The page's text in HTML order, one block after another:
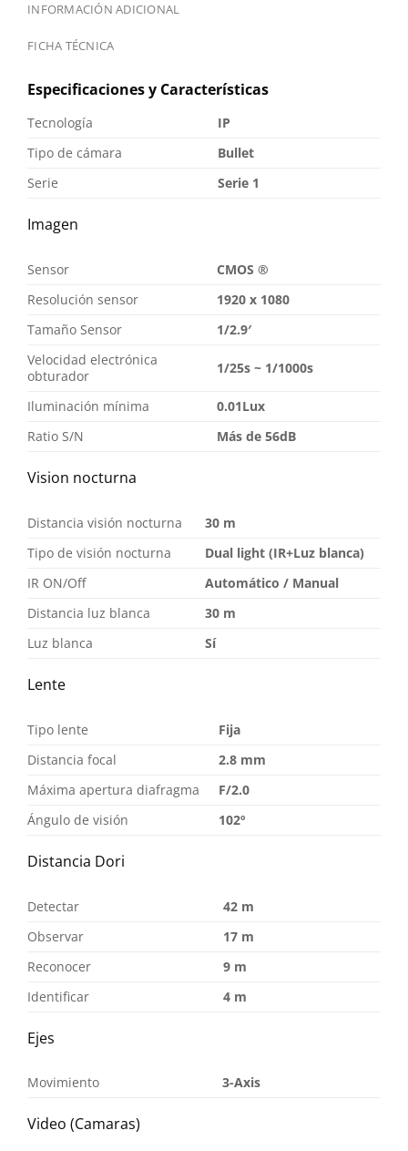
INFORMACIÓN ADICIONAL
FICHA TÉCNICA
Especificaciones y Características
Tecnología
IP
Tipo de cámara
Bullet
Serie
Serie 1
Imagen
Sensor
CMOS ®
Resolución sensor
1920 x 1080
Tamaño Sensor
1/2.9′
Velocidad electrónica
obturador
1/25s ~ 1/1000s
Iluminación mínima
0.01Lux
Ratio S/N
Más de 56dB
Vision nocturna
Distancia visión nocturna
30 m
Tipo de visión nocturna
Dual light (IR+Luz blanca)
IR ON/Off
Automático / Manual
Distancia luz blanca
30 m
Luz blanca
Sí
Lente
Tipo lente
Fija
Distancia focal
2.8 mm
Máxima apertura diafragma
F/2.0
Ángulo de visión
102º
Distancia Dori
Detectar
42 m
Observar
17 m
Reconocer
9 m
Identificar
4 m
Ejes
Movimiento 3-Axis
Video (Camaras)